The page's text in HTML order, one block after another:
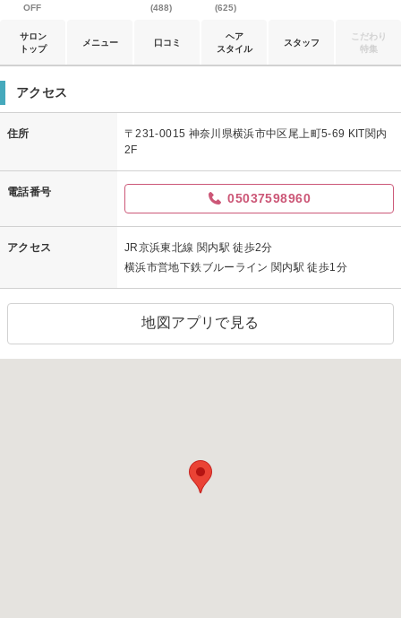
OFF
(488)
(625)
サロン
トップ
メニュー 口コミ
ヘア
スタイル
スタッフ
こだわり
特集
アクセス
住所
〒231-0015 神奈川県横浜市中区尾上町5-69 KIT関内
2F
電話番号 05037598960
アクセス
JR京浜東北線 関内駅 徒歩2分
横浜市営地下鉄ブルーライン 関内駅 徒歩1分
地図アプリで見る